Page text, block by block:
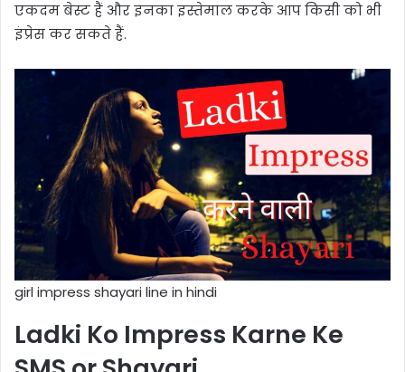
एकदम बेस्ट हैं और इनका इस्तेमाल करके आप किसी को भी
इंप्रेस कर सकते हैं.
girl impress shayari line in hindi
Ladki Ko Impress Karne Ke